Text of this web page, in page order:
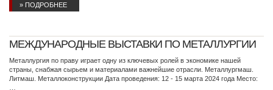
» ПОДРОБНЕЕ
МЕЖДУНАРОДНЫЕ ВЫСТАВКИ ПО МЕТАЛЛУРГИИ
Металлургия по праву играет одну из ключевых ролей в экономике нашей
страны, снабжая сырьем и материалами важнейшие отрасли. Металлургмаш.
Литмаш. Металлоконструкции Дата проведения: 12 - 15 марта 2024 года Место: